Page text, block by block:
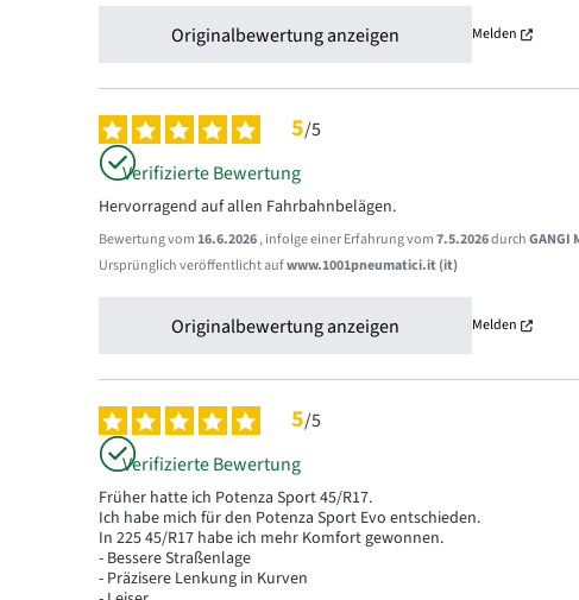
Originalbewertung anzeigen Melden
5/5
Verifizierte Bewertung
Hervorragend auf allen Fahrbahnbelägen.
Bewertung vom16.6.2026, infolge einer Erfahrung vom7.5.2026durchGANGI
Ursprünglich veröffentlicht aufwww.1001pneumatici.it (it)
Originalbewertung anzeigen Melden
5/5
Verifizierte Bewertung
Früher hatte ich Potenza Sport 45/R17.
Ich habe mich für den Potenza Sport Evo entschieden.
In 225 45/R17 habe ich mehr Komfort gewonnen.
- Bessere Straßenlage
- Präzisere Lenkung in Kurven